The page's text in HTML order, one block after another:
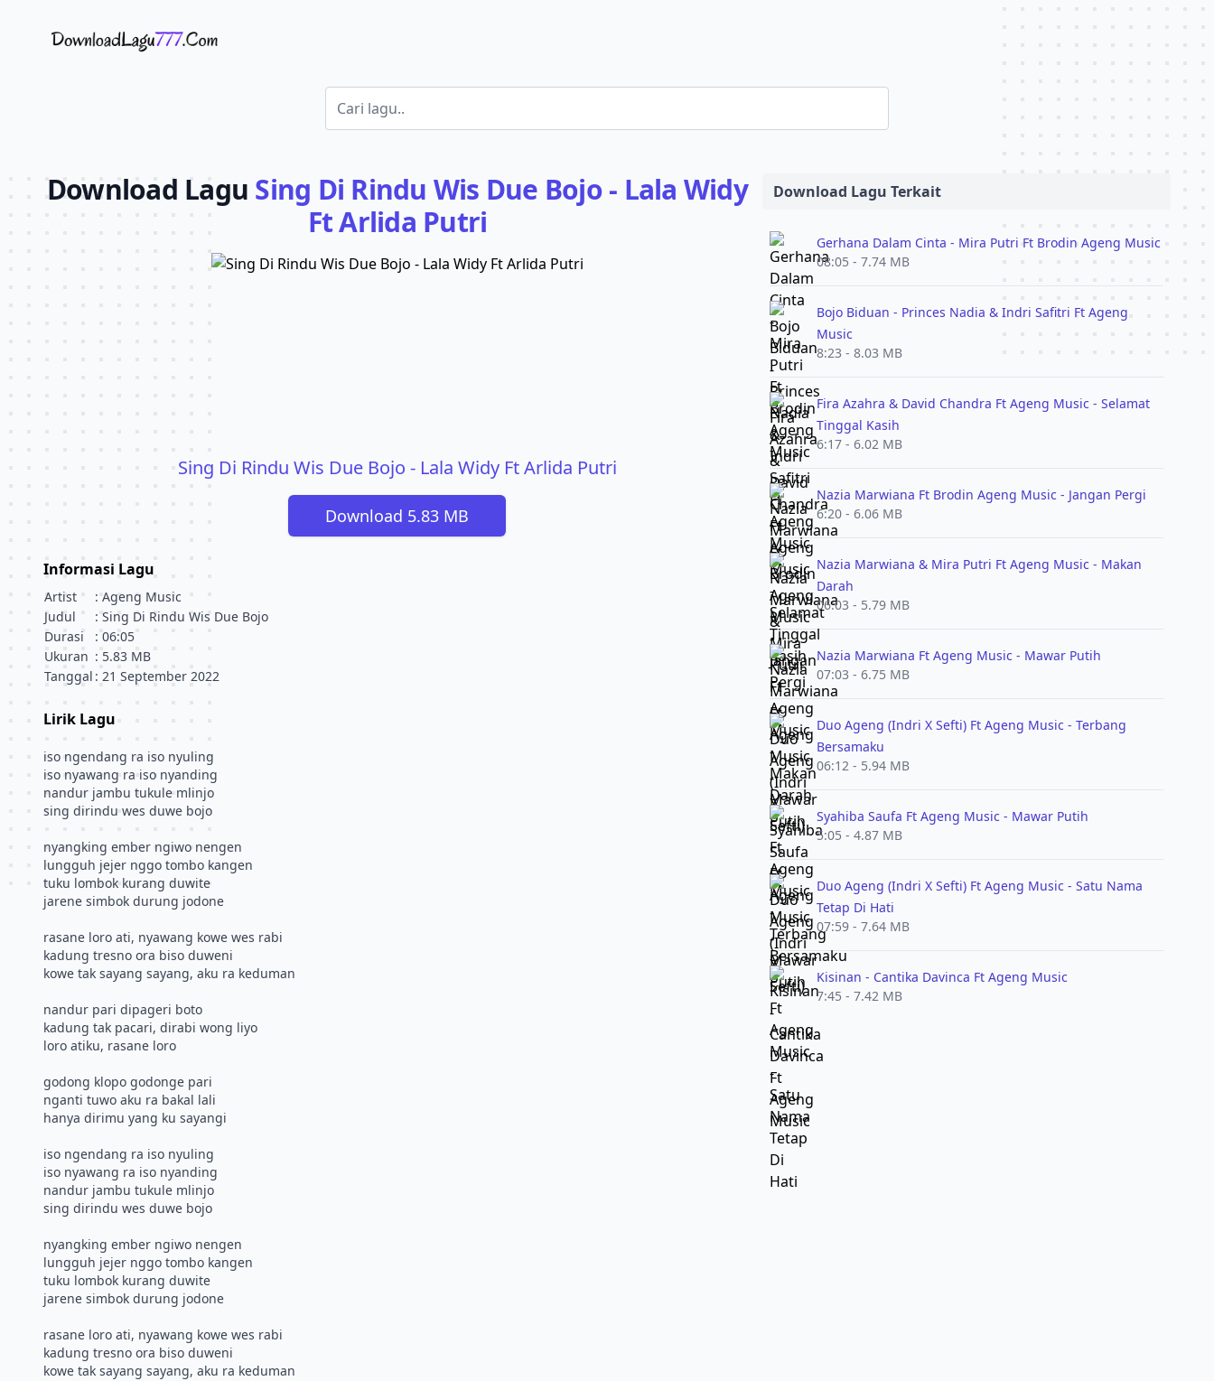
Download Lagu - LaguJoss.com
Download Lagu Sing Di Rindu Wis Due Bojo - Lala Widy
Ft Arlida Putri
Sing Di Rindu Wis Due Bojo - Lala Widy Ft Arlida Putri
Download 5.83 MB
Informasi Lagu
Artist
: Ageng Music
Judul
: Sing Di Rindu Wis Due Bojo
Durasi
: 06:05
Ukuran : 5.83 MB
Tanggal : 21 September 2022
Lirik Lagu
iso ngendang ra iso nyuling
iso nyawang ra iso nyanding
nandur jambu tukule mlinjo
sing dirindu wes duwe bojo
nyangking ember ngiwo nengen
lungguh jejer nggo tombo kangen
tuku lombok kurang duwite
jarene simbok durung jodone
rasane loro ati, nyawang kowe wes rabi
kadung tresno ora biso duweni
kowe tak sayang sayang, aku ra keduman
nandur pari dipageri boto
kadung tak pacari, dirabi wong liyo
loro atiku, rasane loro
godong klopo godonge pari
nganti tuwo aku ra bakal lali
hanya dirimu yang ku sayangi
iso ngendang ra iso nyuling
iso nyawang ra iso nyanding
nandur jambu tukule mlinjo
sing dirindu wes duwe bojo
nyangking ember ngiwo nengen
lungguh jejer nggo tombo kangen
tuku lombok kurang duwite
jarene simbok durung jodone
rasane loro ati, nyawang kowe wes rabi
kadung tresno ora biso duweni
kowe tak sayang sayang, aku ra keduman
Download Lagu Terkait
Gerhana Dalam Cinta - Mira Putri Ft Brodin Ageng Music
08:05 - 7.74 MB
Bojo Biduan - Princes Nadia & Indri Safitri Ft Ageng
Music
8:23 - 8.03 MB
Fira Azahra & David Chandra Ft Ageng Music - Selamat
Tinggal Kasih
6:17 - 6.02 MB
Nazia Marwiana Ft Brodin Ageng Music - Jangan Pergi
6:20 - 6.06 MB
Nazia Marwiana & Mira Putri Ft Ageng Music - Makan
Darah
06:03 - 5.79 MB
Nazia Marwiana Ft Ageng Music - Mawar Putih
07:03 - 6.75 MB
Duo Ageng (Indri X Sefti) Ft Ageng Music - Terbang
Bersamaku
06:12 - 5.94 MB
Syahiba Saufa Ft Ageng Music - Mawar Putih
5:05 - 4.87 MB
Duo Ageng (Indri X Sefti) Ft Ageng Music - Satu Nama
Tetap Di Hati
07:59 - 7.64 MB
Kisinan - Cantika Davinca Ft Ageng Music
7:45 - 7.42 MB